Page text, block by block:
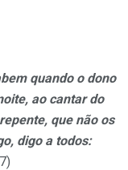
quando o dono
ao cantar do
que não os
digo a todos: